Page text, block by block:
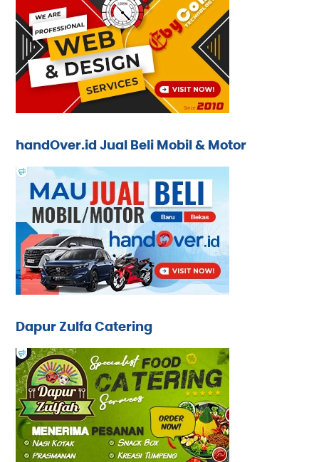
handOver.id Jual Beli Mobil & Motor
Dapur Zulfa Catering